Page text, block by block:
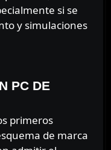
si se
y simulaciones
PC DE
primeros
de marca